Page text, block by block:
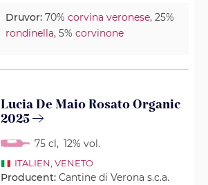
Druvor: 70%corvina veronese, 25%
rondinella, 5%corvinone
Lucia De Maio Rosato Organic
2025
75 cl, 12% vol.
ITALIEN VENETO
Producent:Cantine di Verona s.c.a.